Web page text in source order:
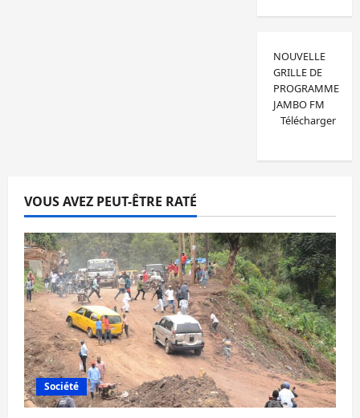
NOUVELLE
GRILLE DE
PROGRAMME
JAMBO FM
Télécharger
VOUS AVEZ PEUT-ÊTRE RATÉ
Société